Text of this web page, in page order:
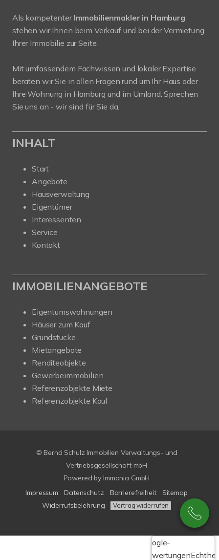
Als kompetenter Immobilienmakler in Hamburg
stehen wir Ihnen beim Verkauf und bei der Vermietung
Ihrer Immobilie zur Seite.
Mit umfassendem Fachwissen und lokaler Expertise
beraten wir Sie in allen Fragen rund um Ihr Haus oder
Ihre Wohnung in Hamburg und im Umland. Sprechen
Sie uns an - wir sind für Sie da.
INHALT
Start
Angebote
Hausverwaltung
Eigentümer
Interessenten
Service
Kontakt
IMMOBILIENANGEBOTE
Eigentumswohnungen
Häuser zum Kauf
Grundstücke
Mietangebote
Renditeobjekte
Gewerbeimmobilien
Referenzobjekte Miete
Referenzobjekte Kauf
© Bernd Schulz Immobilien Verwaltungs- und
Vertriebsgesellschaft mbH
Powered by Immonia GmbH
Impressum
Datenschutz Barrierefreiheit
Sitemap
Widerrufsbelehrung
Vertrag widerrufen
Google-
Bewertungen